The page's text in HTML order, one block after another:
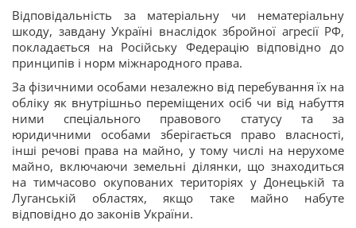
Відповідальність за матеріальну чи нематеріальну
шкоду, завдану Україні внаслідок збройної агресії РФ,
покладається на Російську Федерацію відповідно до
принципів і норм міжнародного права.
За фізичними особами незалежно від перебування їх на
обліку як внутрішньо переміщених осіб чи від набуття
ними спеціального правового статусу та за
юридичними особами зберігається право власності,
інші речові права на майно, у тому числі на нерухоме
майно, включаючи земельні ділянки, що знаходиться
на тимчасово окупованих територіях у Донецькій та
Луганській областях, якщо таке майно набуте
відповідно до законів України.